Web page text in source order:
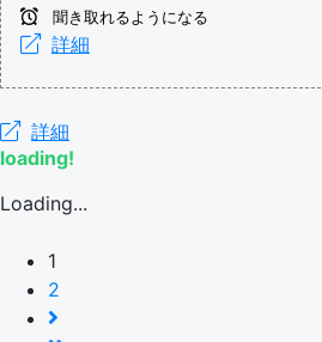
聞き取れるようになる
詳細
詳細
loading!
Loading...
1
2